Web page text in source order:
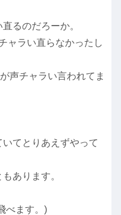
るのだろーか。
ャラい直らなかったし
声チャラい言われてま
てとりあえずやって
あります。
べます。)